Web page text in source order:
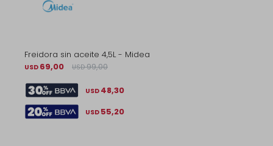
Freidora sin aceite 4,5L - Midea
USD 69,00 USD 99,00
USD 48,30
USD 55,20